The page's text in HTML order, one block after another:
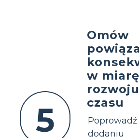
5
Omów
w miarę
czasu